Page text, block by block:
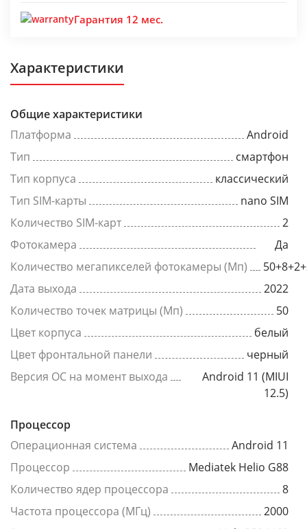
Гарантия 12 мес.
Характеристики
Общие характеристики
Платформа
Android
Тип
смартфон
Тип корпуса
классический
Тип SIM-карты
nano SIM
Количество SIM-карт
2
Фотокамера
Да
Количество мегапикселей фотокамеры (Мп)
Дата выхода
2022
Количество точек матрицы (Мп)
50
Цвет корпуса
белый
Цвет фронтальной панели
черный
Версия ОС на момент выхода
Android 11 (MIUI
12.5)
Процессор
Операционная система
Android 11
Процессор
Mediatek Helio G88
Количество ядер процессора
8
Частота процессора (МГц)
2000